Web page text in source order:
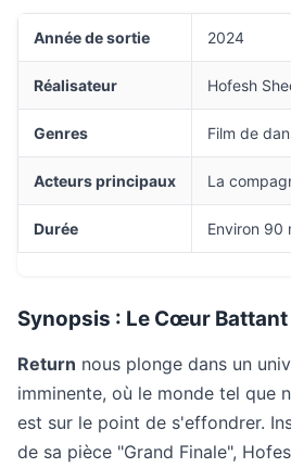
Année de sortie 2024
Réalisateur Hofesh
Genres Film de
Acteurs principaux La
Durée Environ 90
Synopsis : Le Cœur Battant
Return nous plonge dans un
imminente, où le monde tel que
est sur le point de s'effondrer.
de sa pièce "Grand Finale",